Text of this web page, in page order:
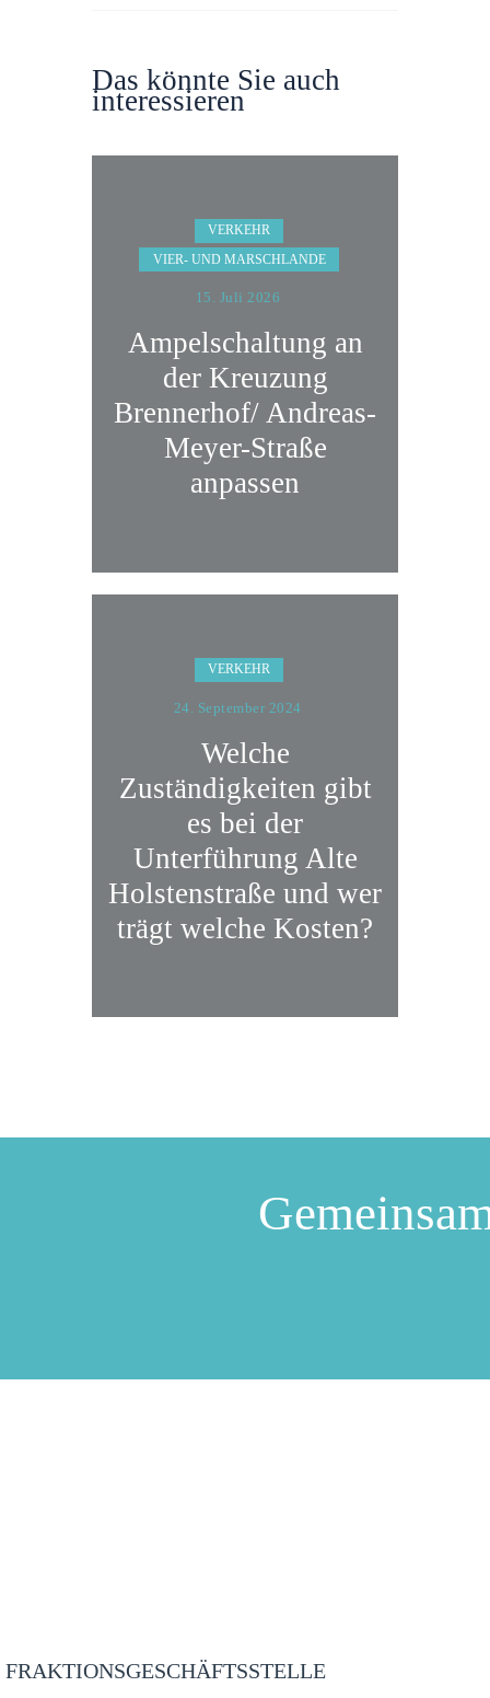
Das könnte Sie auch
interessieren
VERKEHR
VIER- UND MARSCHLANDE
15. Juli 2026
Ampelschaltung an
der Kreuzung
Brennerhof/ Andreas-
Meyer-Straße
anpassen
VERKEHR
24. September 2024
Welche
Zuständigkeiten gibt
es bei der
Unterführung Alte
Holstenstraße und wer
trägt welche Kosten?
FRAKTIONSGESCHÄFTSSTELLE